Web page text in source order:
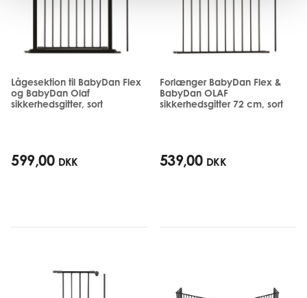
Lågesektion til BabyDan Flex
og BabyDan Olaf
sikkerhedsgitter, sort
599,00 DKK
Forlænger BabyDan Flex &
BabyDan OLAF
sikkerhedsgitter 72 cm, sort
539,00 DKK